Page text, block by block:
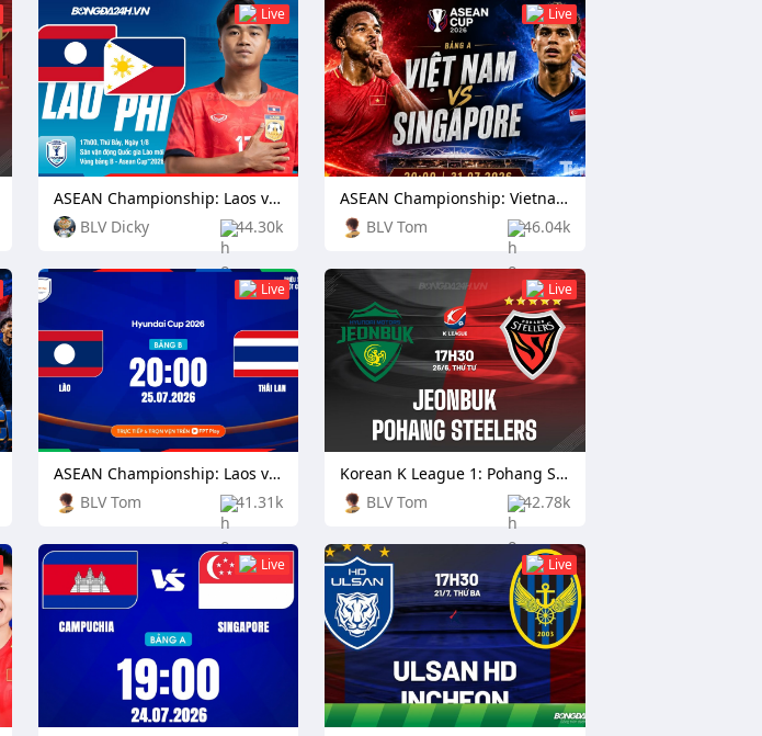
Live
BLV Dicky 44.30k
ASEAN Championship: Laos vs Philippines
Live
BLV Tom 46.04k
ASEAN Championship: Vietnam vs Singapore
Live
BLV Tom 41.31k
ASEAN Championship: Laos vs Thailand
Live
BLV Tom 42.78k
Korean K League 1: Pohang Steelers vs Daejeon Citizen
Live Live